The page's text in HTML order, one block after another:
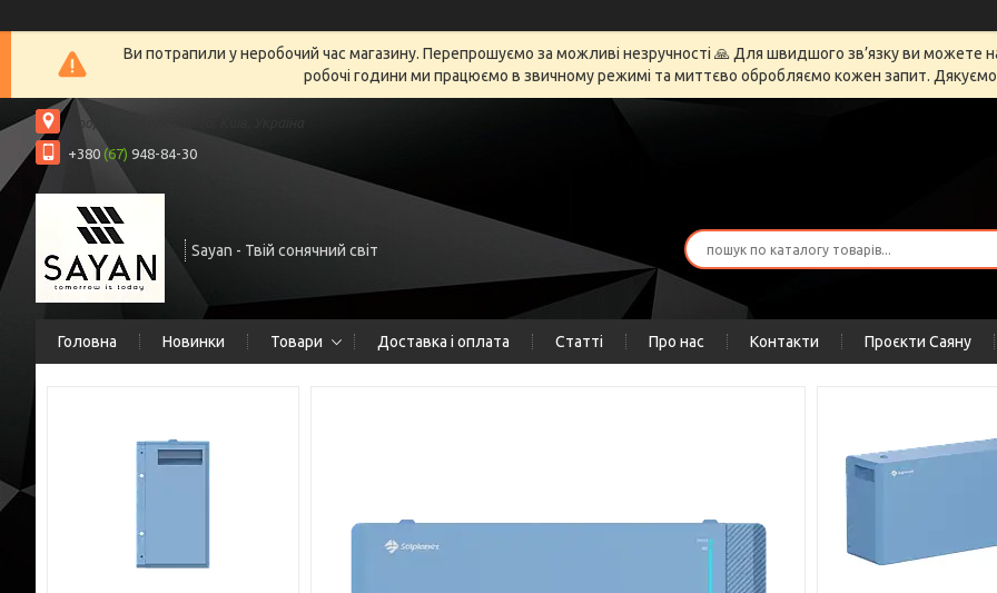
Ви потрапили у неробочий час магазину. Перепрошуємо за можливі незручності 🙏 Для швидшого зв’язку ви можете
робочі години ми працюємо в звичному режимі та миттєво обробляємо кожен запит. Дякуємо
Спортивна площа, 1а, Київ, Україна
+380 (67) 948-84-30
Sayan - Твій сонячний світ
Головна Новинки Товари Доставка і оплата Статті Про нас Контакти Проєкти Саяну